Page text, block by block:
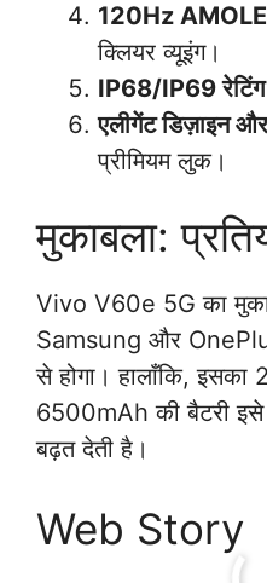
120Hz
क्लियर व्यूइंग।
IP68/IP69 रेटिंग
एलीगेंट डिज़ाइन
प्रीमियम लुक।
मुकाबला:
Vivo V60e 5G का
Samsung और
से होगा। हालाँकि,
6500mAh की बैटरी इसे
बढ़त देती है।
Web Story